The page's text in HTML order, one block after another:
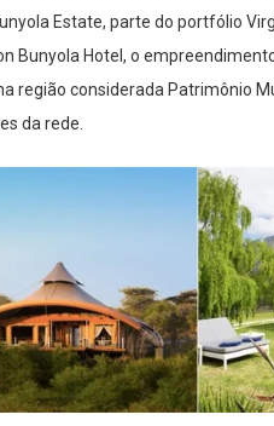
Estate, parte do portfólio
Bunyola Hotel, o
considerada Patrimônio
da rede.